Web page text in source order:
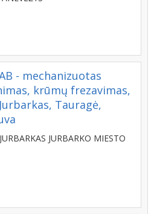
- mechanizuotas
krūmų frezavimas,
Tauragė,
JURBARKO MIESTO